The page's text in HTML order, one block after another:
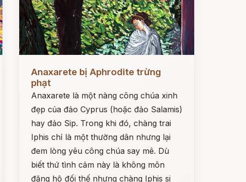
Anaxarete bị Aphrodite trừng
phạt
Anaxarete là một nàng công chúa xinh
đẹp của đảo Cyprus (hoặc đảo Salamis)
hay đảo Sip. Trong khi đó, chàng trai
Iphis chỉ là một thường dân nhưng lại
đem lòng yêu công chúa say mê. Dù
biết thứ tình cảm này là không môn
đăng hộ đối thế nhưng chàng Iphis si